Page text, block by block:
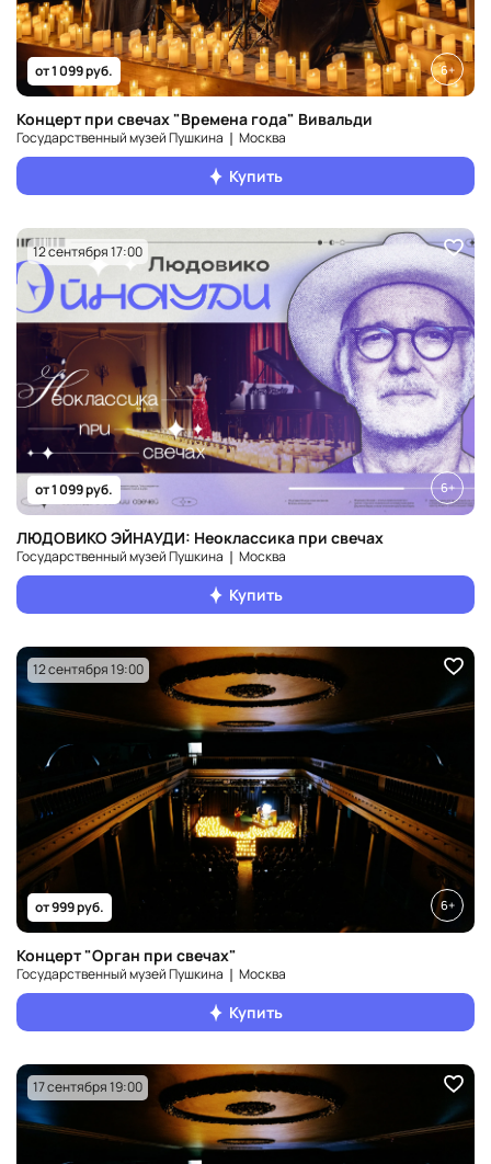
от 1 099 руб. 6+
Концерт при свечах "Времена года" Вивальди
Государственный музей Пушкина ❘ Москва
Купить
12 сентября 17:00
от 1 099 руб. 6+
ЛЮДОВИКО ЭЙНАУДИ: Неоклассика при свечах
Государственный музей Пушкина ❘ Москва
Купить
12 сентября 19:00
от 999 руб. 6+
Концерт "Орган при свечах"
Государственный музей Пушкина ❘ Москва
Купить
17 сентября 19:00